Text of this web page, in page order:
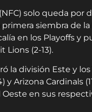
solo queda
primera siembra de
en los Playoffs y
Lions (2-13).
la división Este y
y Arizona Cardinals
en sus